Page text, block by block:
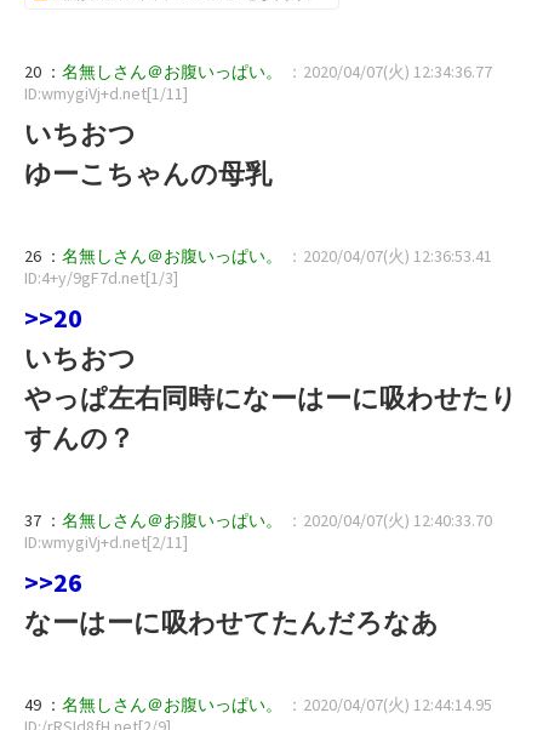
20 ： 名無しさん＠お腹いっぱい。
：2020/04/07(火) 12:34:36.77
ID:wmygiVj+d.net[1/11]
いちおつ
ゆーこちゃんの母乳
26 ： 名無しさん＠お腹いっぱい。
：2020/04/07(火) 12:36:53.41
ID:4+y/9gF7d.net[1/3]
>>20
いちおつ
やっぱ左右同時になーはーに吸わせたり
すんの？
37 ： 名無しさん＠お腹いっぱい。
：2020/04/07(火) 12:40:33.70
ID:wmygiVj+d.net[2/11]
>>26
なーはーに吸わせてたんだろなあ
49 ： 名無しさん＠お腹いっぱい。
：2020/04/07(火) 12:44:14.95